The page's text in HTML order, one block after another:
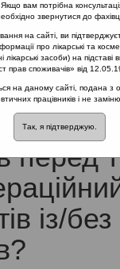
як
(Київ
терапія в перед
поліпозів?
перед
із/без
вам потрібна
звернутися до
на сайті, ви
про лікарські та
засоби) на підставі
прав споживачів» від
на даному сайті, подана
працівників і не замінює
Так, я підтверджую.